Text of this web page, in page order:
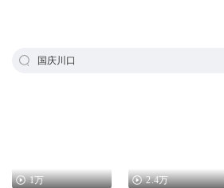
国庆川口
1万 2.4万